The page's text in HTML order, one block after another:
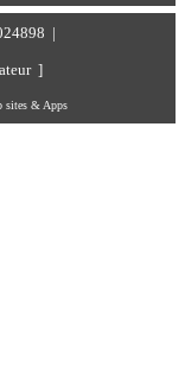
|
]
sites & Apps